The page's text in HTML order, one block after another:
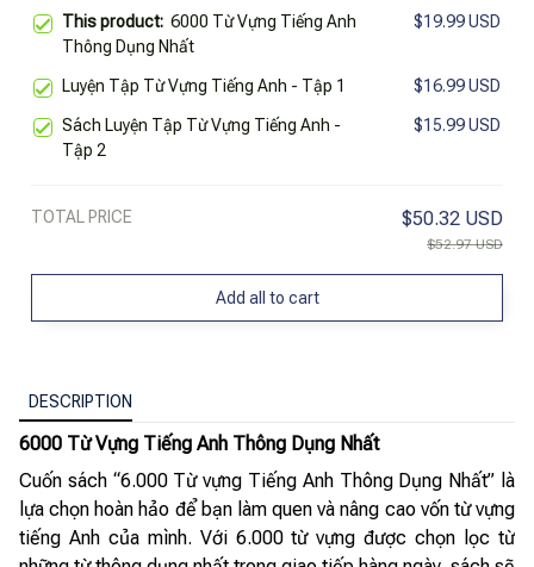
This product: 6000 Từ Vựng Tiếng Anh
Thông Dụng Nhất
$19.99 USD
Luyện Tập Từ Vựng Tiếng Anh - Tập 1 $16.99 USD
Sách Luyện Tập Từ Vựng Tiếng Anh -
Tập 2
$15.99 USD
TOTAL PRICE $50.32 USD
$52.97 USD
Add all to cart
DESCRIPTION
6000 Từ Vựng Tiếng Anh Thông Dụng Nhất
Cuốn sách “6.000 Từ vựng Tiếng Anh Thông Dụng Nhất” là
lựa chọn hoàn hảo để bạn làm quen và nâng cao vốn từ vựng
tiếng Anh của mình. Với 6.000 từ vựng được chọn lọc từ